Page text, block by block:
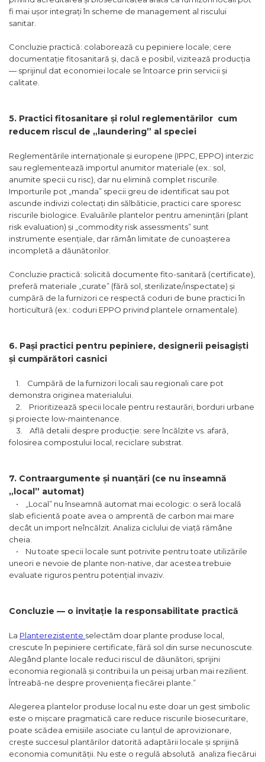
fi mai ușor integrați în scheme de management al riscului
sanitar.
Concluzie practică: colaborează cu pepiniere locale; cere
documentație fitosanitară și, dacă e posibil, vizitează producția
— sprijinul dat economiei locale se întoarce prin servicii și
calitate.
5. Practici fitosanitare și rolul reglementărilor cum
reducem riscul de „laundering” al speciei
Reglementările internaționale și europene (IPPC, EPPO) interzic
sau reglementează importul anumitor materiale (ex.: sol,
anumite specii cu risc), dar nu elimină complet riscurile.
Importurile pot „manda” specii greu de identificat sau pot
ascunde indivizi colectați din sălbăticie, practici care sporesc
riscurile biologice. Evaluările plantelor pentru amenințări (plant
risk evaluation) și „commodity risk assessments” sunt
instrumente esențiale, dar rămân limitate de cunoașterea
incompletă a dăunătorilor.
Concluzie practică: solicită documente fito-sanitară (certificate),
preferă materiale „curate” (fără sol, sterilizate/inspectate) și
cumpără de la furnizori ce respectă coduri de bune practici în
horticultură (ex.: coduri EPPO privind plantele ornamentale).
6. Pași practici pentru pepiniere, designerii peisagiști
și cumpărători casnici
1. Cumpără de la furnizori locali sau regionali care pot
demonstra originea materialului.
2. Prioritizează specii locale pentru restaurări, borduri urbane
și proiecte low-maintenance.
3. Află detalii despre producție: sere încălzite vs. afară,
folosirea compostului local, reciclare substrat.
7. Contraargumente și nuanțări (ce nu înseamnă
„local” automat)
• „Local” nu înseamnă automat mai ecologic: o seră locală
slab eficientă poate avea o amprentă de carbon mai mare
decât un import neîncălzit. Analiza ciclului de viață rămâne
cheia.
• Nu toate specii locale sunt potrivite pentru toate utilizările
uneori e nevoie de plante non-native, dar acestea trebuie
evaluate riguros pentru potențial invaziv.
Concluzie — o invitație la responsabilitate practică
La Planterezistente selectăm doar plante produse local,
crescute în pepiniere certificate, fără sol din surse necunoscute.
Alegând plante locale reduci riscul de dăunători, sprijini
economia regională și contribui la un peisaj urban mai rezilient.
Întreabă-ne despre proveniența fiecărei plante.”
Alegerea plantelor produse local nu este doar un gest simbolic
este o mișcare pragmatică care reduce riscurile biosecuritare,
poate scădea emisiile asociate cu lanțul de aprovizionare,
crește succesul plantărilor datorită adaptării locale și sprijină
economia comunității. Nu este o regulă absolută analiza fiecărui